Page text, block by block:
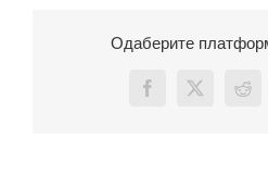
Одаберите
Facebook
X